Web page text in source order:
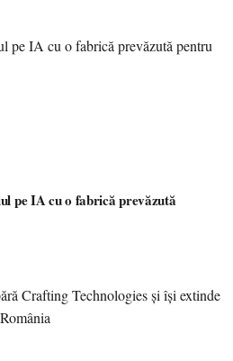
pe IA cu o fabrică prevăzută